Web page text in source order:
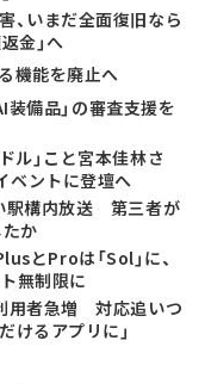
、いまだ全面復旧なら
金」へ
機能を廃止へ
備品」の審査支援を
ル」こと宮本佳林さ
ントに登壇へ
駅構内放送 第三者が
か
とProは「Sol」に、
無制限に
用者急増 対応追いつ
けるアプリに」